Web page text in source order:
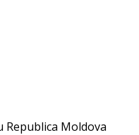
Republica Moldova